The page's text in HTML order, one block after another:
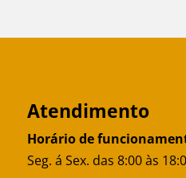
Atendimento
Horário de
Seg. á Sex. das 8:00 às